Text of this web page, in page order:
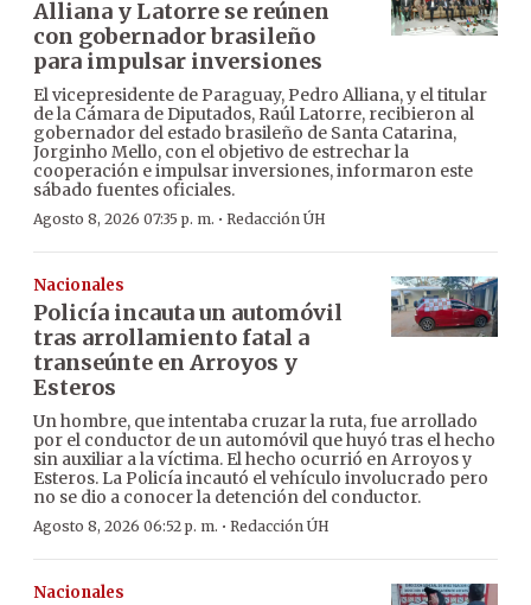
Alliana y Latorre se reúnen
con gobernador brasileño
para impulsar inversiones
El vicepresidente de Paraguay, Pedro Alliana, y el titular
de la Cámara de Diputados, Raúl Latorre, recibieron al
gobernador del estado brasileño de Santa Catarina,
Jorginho Mello, con el objetivo de estrechar la
cooperación e impulsar inversiones, informaron este
sábado fuentes oficiales.
Agosto 8, 2026 07:35 p. m. · Redacción ÚH
Nacionales
Policía incauta un automóvil
tras arrollamiento fatal a
transeúnte en Arroyos y
Esteros
Un hombre, que intentaba cruzar la ruta, fue arrollado
por el conductor de un automóvil que huyó tras el hecho
sin auxiliar a la víctima. El hecho ocurrió en Arroyos y
Esteros. La Policía incautó el vehículo involucrado pero
no se dio a conocer la detención del conductor.
Agosto 8, 2026 06:52 p. m. · Redacción ÚH
Nacionales